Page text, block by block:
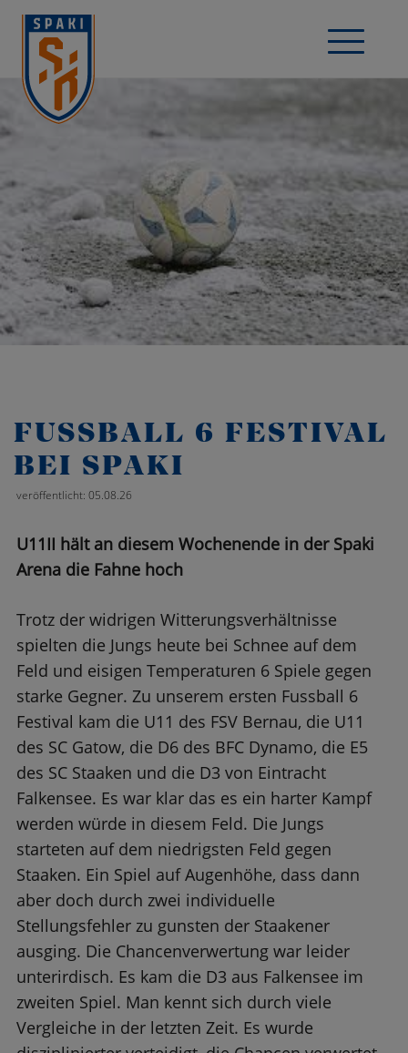
FUSSBALL 6 FESTIVAL B
EI SPAKI
veröffentlicht: 05.08.26
U11II hält an diesem Wochenende in der Spaki
Arena die Fahne hoch
Trotz der widrigen Witterungsverhältnisse
spielten die Jungs heute bei Schnee auf dem
Feld und eisigen Temperaturen 6 Spiele gegen
starke Gegner. Zu unserem ersten Fussball 6
Festival kam die U11 des FSV Bernau, die U11
des SC Gatow, die D6 des BFC Dynamo, die E5
des SC Staaken und die D3 von Eintracht
Falkensee. Es war klar das es ein harter Kampf
werden würde in diesem Feld. Die Jungs
starteten auf dem niedrigsten Feld gegen
Staaken. Ein Spiel auf Augenhöhe, dass dann
aber doch durch zwei individuelle
Stellungsfehler zu gunsten der Staakener
ausging. Die Chancenverwertung war leider
unterirdisch. Es kam die D3 aus Falkensee im
zweiten Spiel. Man kennt sich durch viele
Vergleiche in der letzten Zeit. Es wurde